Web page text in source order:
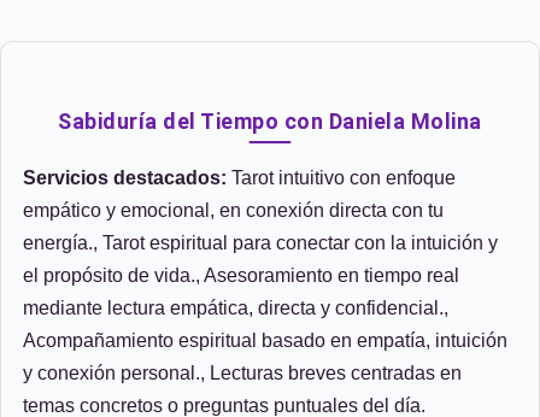
Sabiduría del Tiempo con Daniela Molina
Servicios destacados: Tarot intuitivo con enfoque
empático y emocional, en conexión directa con tu
energía., Tarot espiritual para conectar con la intuición y
el propósito de vida., Asesoramiento en tiempo real
mediante lectura empática, directa y confidencial.,
Acompañamiento espiritual basado en empatía, intuición
y conexión personal., Lecturas breves centradas en
temas concretos o preguntas puntuales del día.